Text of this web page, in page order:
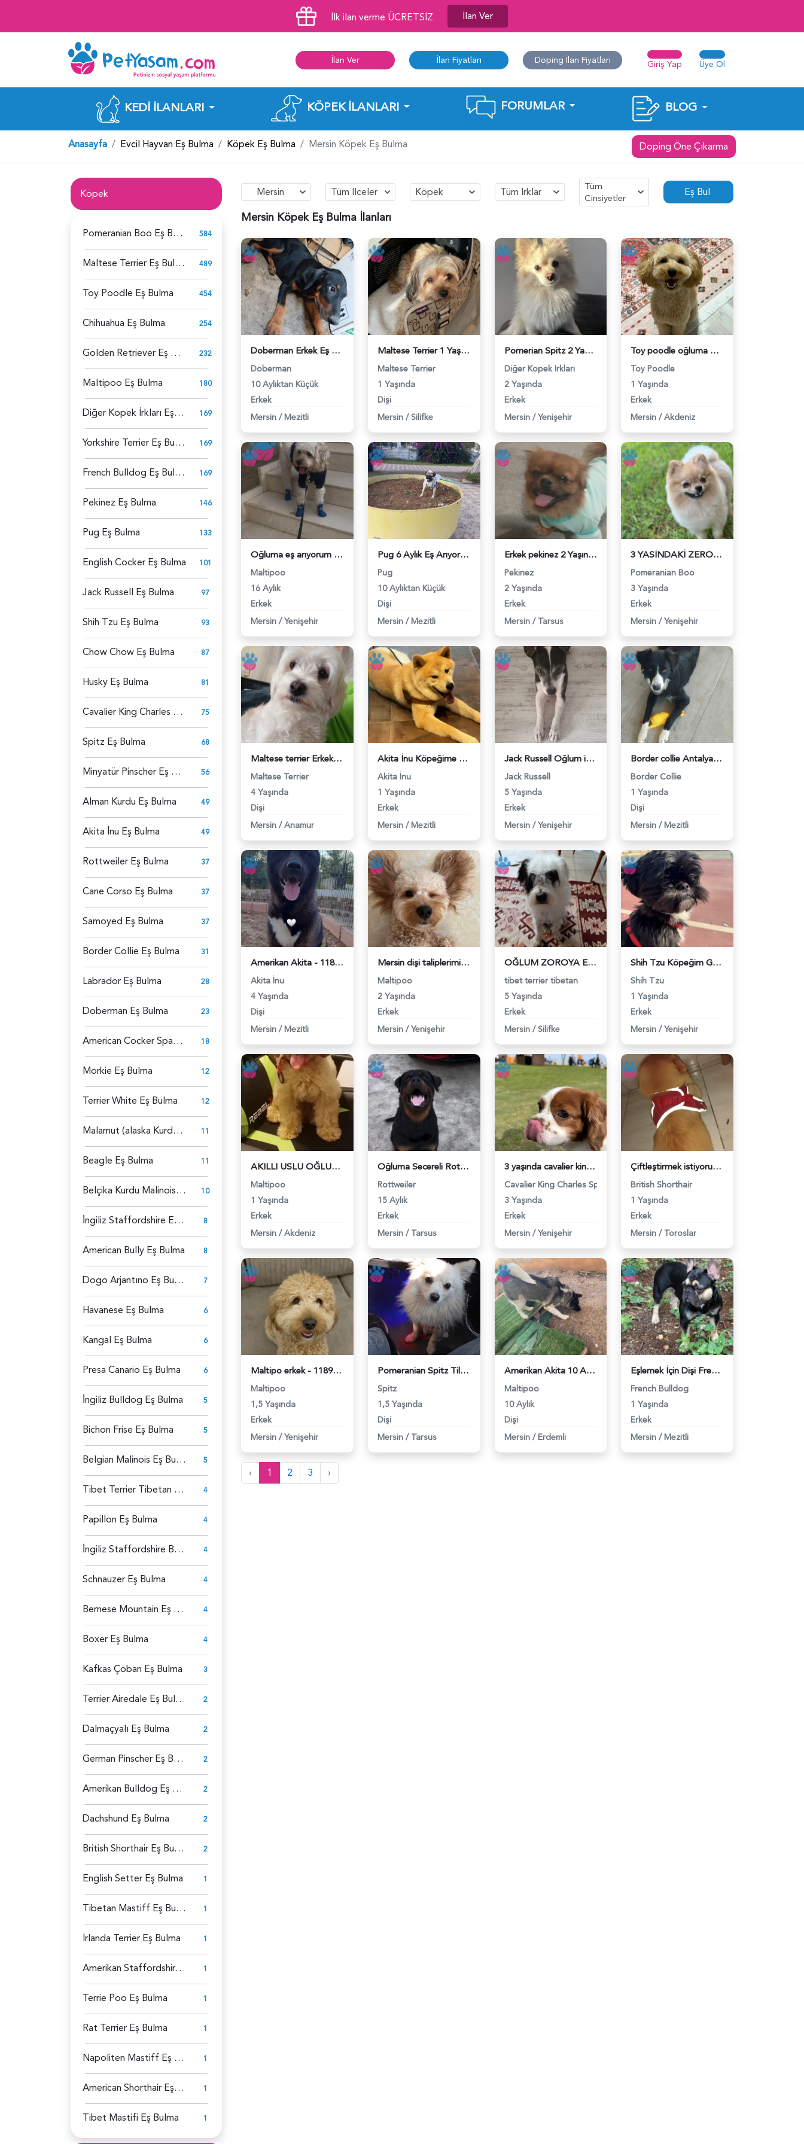
İlk ilan verme ÜCRETSİZ İlan Ver
İlan Ver İlan Fiyatları Doping İlan Fiyatları Giriş Yap Üye Ol
KEDI İLANLARI KÖPEK İLANLARI FORUMLAR BLOG
Anasayfa Evcil Hayvan Eş Bulma Köpek Eş Bulma Mersin Köpek Eş Bulma Doping Öne Çıkarma
Köpek
Pomeranian Boo Eş Bulma 584
Maltese Terrier Eş Bulma 489
Toy Poodle Eş Bulma 454
Chihuahua Eş Bulma 254
Golden Retriever Eş Bulma 232
Maltipoo Eş Bulma 180
Diğer Kopek İrkları Eş Bulma 169
Yorkshire Terrier Eş Bulma 169
French Bulldog Eş Bulma 169
Pekinez Eş Bulma 146
Pug Eş Bulma 133
English Cocker Eş Bulma 101
Jack Russell Eş Bulma 97
Shih Tzu Eş Bulma 93
Chow Chow Eş Bulma 87
Husky Eş Bulma 81
Cavalier King Charles Spaniel Eş Bulma 75
Spitz Eş Bulma 68
Minyatür Pinscher Eş Bulma 56
Alman Kurdu Eş Bulma 49
Akita İ̇nu Eş Bulma 49
Rottweiler Eş Bulma 37
Cane Corso Eş Bulma 37
Samoyed Eş Bulma 37
Border Collie Eş Bulma 31
Labrador Eş Bulma 28
Doberman Eş Bulma 23
American Cocker Spaniel Eş Bulma 18
Morkie Eş Bulma 12
Terrier White Eş Bulma 12
Malamut (alaska Kurdu) Eş Bulma 11
Beagle Eş Bulma 11
Belçika Kurdu Malinois Eş Bulma 10
İ̇ngiliz Staffordshire Eş Bulma 8
American Bully Eş Bulma 8
Dogo Arjantıno Eş Bulma 7
Havanese Eş Bulma 6
Kangal Eş Bulma 6
Presa Canario Eş Bulma 6
İ̇ngiliz Bulldog Eş Bulma 5
Bichon Frise Eş Bulma 5
Belgian Malinois Eş Bulma 5
Tibet Terrier Tibetan Eş Bulma 4
Papillon Eş Bulma 4
İ̇ngiliz Staffordshire Bull Terrier Eş Bulma 4
Schnauzer Eş Bulma 4
Bernese Mountain Eş Bulma 4
Boxer Eş Bulma 4
Kafkas Çoban Eş Bulma 3
Terrier Airedale Eş Bulma 2
Dalmaçyalı Eş Bulma 2
German Pinscher Eş Bulma 2
Amerikan Bulldog Eş Bulma 2
Dachshund Eş Bulma 2
British Shorthair Eş Bulma 2
English Setter Eş Bulma 1
Tibetan Mastiff Eş Bulma 1
İrlanda Terrier Eş Bulma 1
Amerikan Staffordshire Eş Bulma 1
Terrie Poo Eş Bulma 1
Rat Terrier Eş Bulma 1
Napoliten Mastiff Eş Bulma 1
American Shorthair Eş Bulma 1
Tibet Mastifi Eş Bulma 1
Mersin Tüm İlceler Köpek Tüm Irklar
Tüm
Cinsiyetler
Eş Bul
Mersin Köpek Eş Bulma İlanları
Doberman Erkek Eş Arıyoruz - 118984527
Doberman
10 Aylıktan Küçük
Erkek
Mersin / Mezitli
Maltese Terrier 1 Yaşında Dişi Kızgınlıkta - 118984087
Maltese Terrier
1 Yaşında
Dişi
Mersin / Silifke
Pomerian Spitz 2 Yaşında Eş Arıyor - 118983452
Diğer Kopek Irkları
2 Yaşında
Erkek
Mersin / Yenişehir
Toy poodle oğluma gelin arıyorum - 118983200
Toy Poodle
1 Yaşında
Erkek
Mersin / Akdeniz
Oğluma eş arıyorum 18 aylık maltipoo - 118982483
Maltipoo
16 Aylık
Erkek
Mersin / Yenişehir
Pug 6 Aylık Eş Arıyor - 118982369
Pug
10 Aylıktan Küçük
Dişi
Mersin / Mezitli
Erkek pekinez 2 Yaşında Eş Arıyoruz - 118982186
Pekinez
2 Yaşında
Erkek
Mersin / Tarsus
3 YASİNDAKİ ZERO CUP ERKEK POMERNIANIMA ES ARİYORUM - 118981967
Pomeranian Boo
3 Yaşında
Erkek
Mersin / Yenişehir
Maltese terrier Erkek Köpeğime Eş Arıyorum - 118981223
Maltese Terrier
4 Yaşında
Dişi
Mersin / Anamur
Akita İnu Köpeğime Eş Arıyorum - 118981152
Akita İnu
1 Yaşında
Erkek
Mersin / Mezitli
Jack Russell Oğlum için Eş aramaktayım. - 118979876
Jack Russell
5 Yaşında
Erkek
Mersin / Yenişehir
Border collie Antalya/serik - 118979729
Border Collie
1 Yaşında
Dişi
Mersin / Mezitli
Amerikan Akita - 118979648
Akita İnu
4 Yaşında
Dişi
Mersin / Mezitli
Mersin dişi taliplerimizi bekliyoruz - 118979562
Maltipoo
2 Yaşında
Erkek
Mersin / Yenişehir
OĞLUM ZOROYA EŞ ARIYORUM ( TERRİER ) - 118979283
tibet terrier tibetan
5 Yaşında
Erkek
Mersin / Silifke
Shih Tzu Köpeğim Gece Eş Arıyor - 118979099
Shih Tzu
1 Yaşında
Erkek
Mersin / Yenişehir
AKILLI USLU OĞLUŞUMA EŞ ARIYORUM - 118978693
Maltipoo
1 Yaşında
Erkek
Mersin / Akdeniz
Oğluma Secereli Rottweiller eş arıyorum - 118978576
Rottweiler
15 Aylık
Erkek
Mersin / Tarsus
3 yaşında cavalier king charles - 118977386
Cavalier King Charles Spaniel
3 Yaşında
Erkek
Mersin / Yenişehir
Çiftleştirmek istiyoruz - 118976867
British Shorthair
1 Yaşında
Erkek
Mersin / Toroslar
Maltipo erkek - 118976157
Maltipoo
1,5 Yaşında
Erkek
Mersin / Yenişehir
Pomeranian Spitz Tilki Surat 1,5 Yaşında Eş Arıyor - 118974922
Spitz
1,5 Yaşında
Dişi
Mersin / Tarsus
Amerikan Akita 10 Aylık Eş Arıyor - 118974822
Maltipoo
10 Aylık
Dişi
Mersin / Erdemli
Eşlemek İçin Dişi French Bulldog Aranıyor - 118974409
French Bulldog
1 Yaşında
Erkek
Mersin / Mezitli
‹ 1 2 3 ›